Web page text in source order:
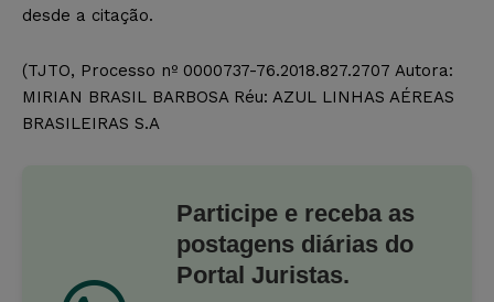
desde a citação.
(TJTO, Processo nº 0000737-76.2018.827.2707 Autora:
MIRIAN BRASIL BARBOSA Réu: AZUL LINHAS AÉREAS
BRASILEIRAS S.A
Participe e receba as
postagens diárias do
Portal Juristas.